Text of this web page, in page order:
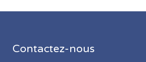
Contactez-nous